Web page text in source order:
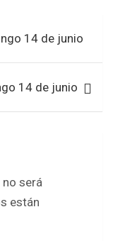
14 de junio
14 de junio
será
están